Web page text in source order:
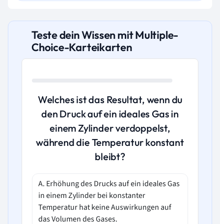
Teste dein Wissen mit Multiple-
Choice-Karteikarten
Welches ist das Resultat, wenn du
den Druck auf ein ideales Gas in
einem Zylinder verdoppelst,
während die Temperatur konstant
bleibt?
A. Erhöhung des Drucks auf ein ideales Gas
in einem Zylinder bei konstanter
Temperatur hat keine Auswirkungen auf
das Volumen des Gases.